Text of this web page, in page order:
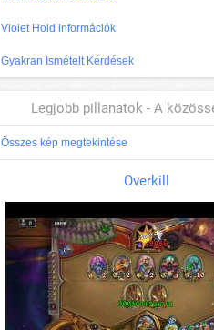
Violet Hold információk
Gyakran Ismételt Kérdések
Legjobb pillanatok - A
Összes kép megtekintése
Overkill